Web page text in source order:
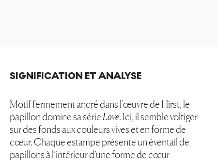
SIGNIFICATION ET ANALYSE
Motif fermement ancré dans l’œuvre de Hirst, le
papillon domine sa sérieLove. Ici, il semble voltiger
sur des fonds aux couleurs vives et en forme de
cœur. Chaque estampe présente un éventail de
papillons à l’intérieur d’une forme de cœur